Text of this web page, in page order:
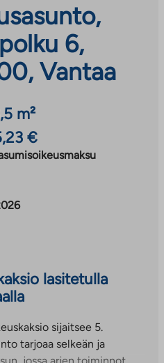
6,
Vantaa
m²
€
lasitetulla
sijaitsee 5.
tarjoaa selkeän ja